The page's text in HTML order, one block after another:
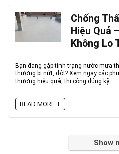
Chống
Hiệu Quả
Không Lo
Bạn đang gặp tình trạng nước mưa
thượng bị nứt, dột? Xem ngay các
thượng hiệu quả, thi công đúng kỹ ...
READ MORE +
Show